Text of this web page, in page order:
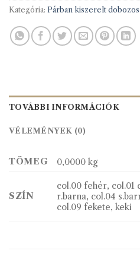
Kategória: Párban kiszerelt dobozos
TOVÁBBI INFORMÁCIÓK
VÉLEMÉNYEK (0)
TÖMEG 0,0000 kg
SZÍN
col.00 fehér, col.01
r.barna, col.04
col.09 fekete, keki